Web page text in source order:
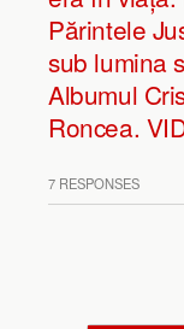
Părintele
sub lumina
Albumul
Roncea.
7 RESPONSES